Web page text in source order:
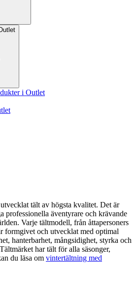
i Outlet
tält av högsta kvalitet. Det är
professionella äventyrare och krävande
Varje tältmodell, från åttapersoners
formgivet och utvecklat med optimal
hanterbarhet, mångsidighet, styrka och
har tält för alla säsonger,
du läsa om vintertältning med